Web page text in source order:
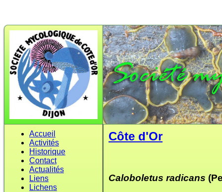
Accueil
Activités
Historique
Contact
Actualités
Liens
Lichens
Côte d'Or
Caloboletus radicans